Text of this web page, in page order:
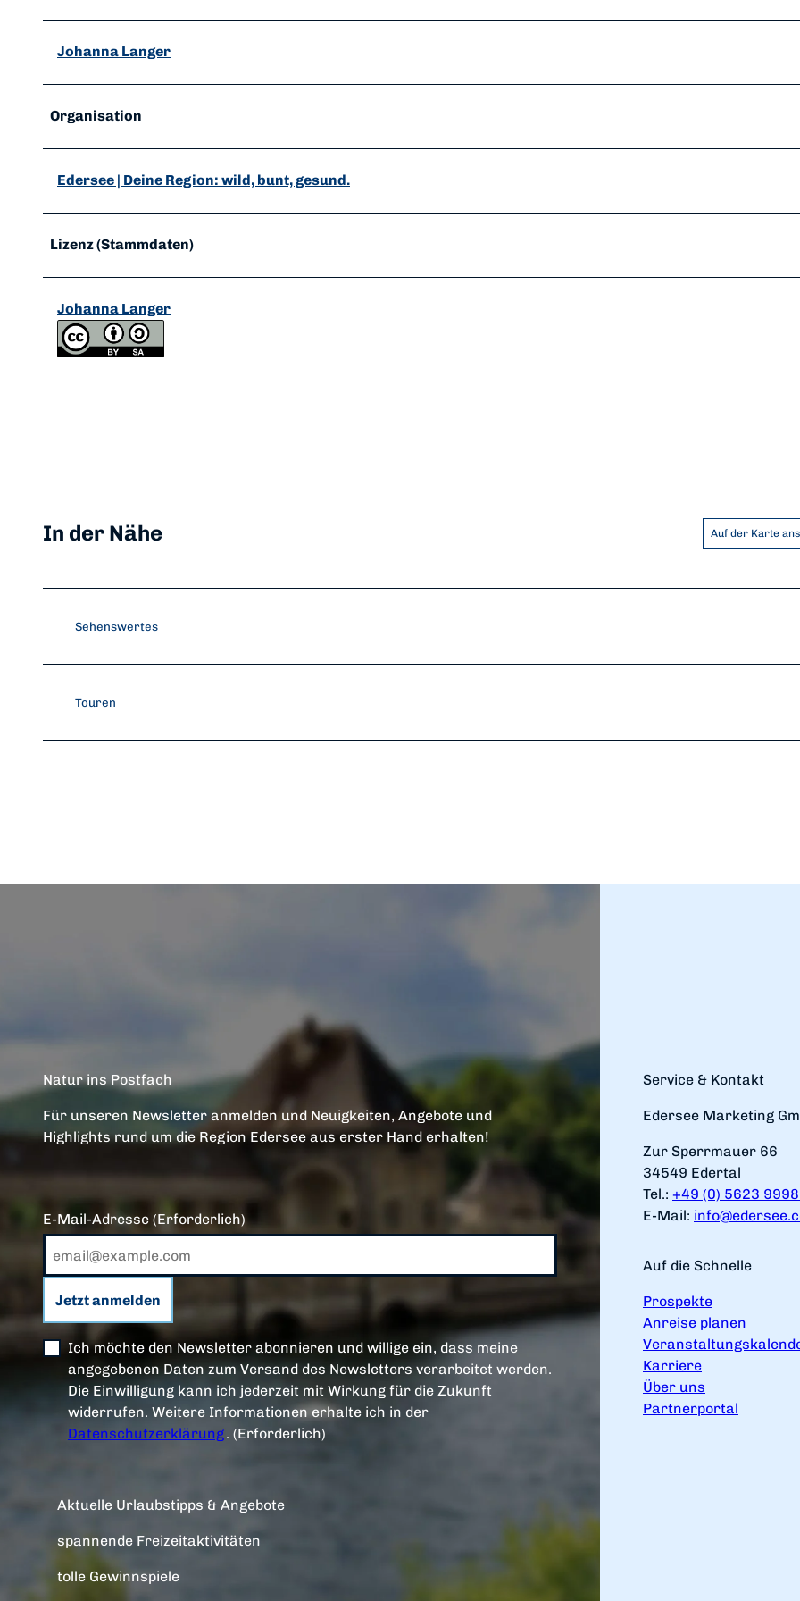
Johanna Langer
Organisation
Edersee | Deine Region: wild, bunt, gesund.
Lizenz (Stammdaten)
Johanna Langer
In der Nähe Auf der Karte
Sehenswertes
Touren
Natur ins Postfach
Für unseren Newsletter anmelden und Neuigkeiten, Angebote und
Highlights rund um die Region Edersee aus erster Hand erhalten!
E-Mail-Adresse (Erforderlich)
Jetzt anmelden
Ich möchte den Newsletter abonnieren und willige ein, dass meine
angegebenen Daten zum Versand des Newsletters verarbeitet werden.
Die Einwilligung kann ich jederzeit mit Wirkung für die Zukunft
widerrufen. Weitere Informationen erhalte ich in der
Datenschutzerklärung. (Erforderlich)
Aktuelle Urlaubstipps & Angebote
spannende Freizeitaktivitäten
tolle Gewinnspiele
Service & Kontakt
Edersee Marketing
Zur Sperrmauer 66
34549 Edertal
Tel.: +49 (0) 5623
E-Mail:
Auf die Schnelle
Prospekte
Anreise planen
Karriere
Über uns
Partnerportal